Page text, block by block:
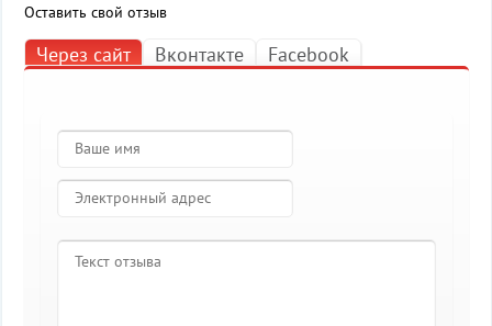
Оставить свой отзыв
Через сайт Вконтакте Facebook